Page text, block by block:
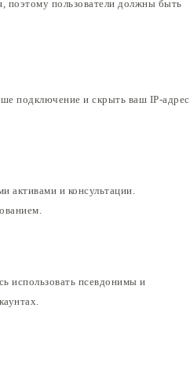
поэтому пользователи должны быть
подключение и скрыть ваш IP-адрес.
активами и консультации.
использовать псевдонимы и